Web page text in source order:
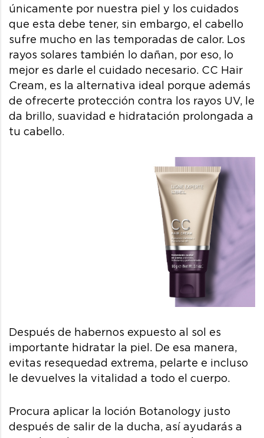
únicamente por nuestra piel y los cuidados
que esta debe tener, sin embargo, el cabello
sufre mucho en las temporadas de calor. Los
rayos solares también lo dañan, por eso, lo
mejor es darle el cuidado necesario. CC Hair
Cream, es la alternativa ideal porque además
de ofrecerte protección contra los rayos UV, le
da brillo, suavidad e hidratación prolongada a
tu cabello.
Después de habernos expuesto al sol es
importante hidratar la piel. De esa manera,
evitas resequedad extrema, pelarte e incluso
le devuelves la vitalidad a todo el cuerpo.
Procura aplicar la loción Botanology justo
después de salir de la ducha, así ayudarás a